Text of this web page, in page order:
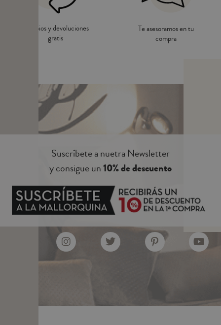
Cambios y devoluciones
gratis
Te asesoramos en tu
compra
Suscríbete a nuetra Newsletter
y consigue un10% de descuento